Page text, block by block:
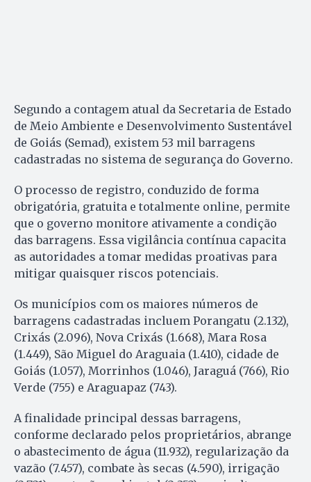
Segundo a contagem atual da Secretaria de Estado
de Meio Ambiente e Desenvolvimento Sustentável
de Goiás (Semad), existem 53 mil barragens
cadastradas no sistema de segurança do Governo.
O processo de registro, conduzido de forma
obrigatória, gratuita e totalmente online, permite
que o governo monitore ativamente a condição
das barragens. Essa vigilância contínua capacita
as autoridades a tomar medidas proativas para
mitigar quaisquer riscos potenciais.
Os municípios com os maiores números de
barragens cadastradas incluem Porangatu (2.132),
Crixás (2.096), Nova Crixás (1.668), Mara Rosa
(1.449), São Miguel do Araguaia (1.410), cidade de
Goiás (1.057), Morrinhos (1.046), Jaraguá (766), Rio
Verde (755) e Araguapaz (743).
A finalidade principal dessas barragens,
conforme declarado pelos proprietários, abrange
o abastecimento de água (11.932), regularização da
vazão (7.457), combate às secas (4.590), irrigação